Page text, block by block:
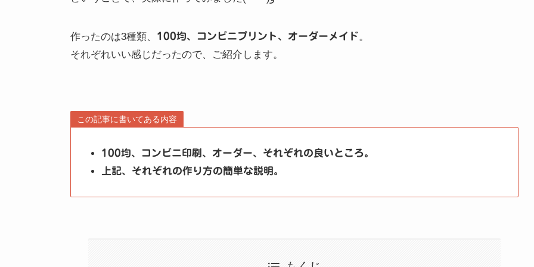
作ったのは3種類、 100均、コンビニプリント、オーダーメイド。
それぞれいい感じだったので、ご紹介します。
この記事に書いてある内容
100均、コンビニ印刷、オーダー、それぞれの良いところ。
上記、それぞれの作り方の簡単な説明。